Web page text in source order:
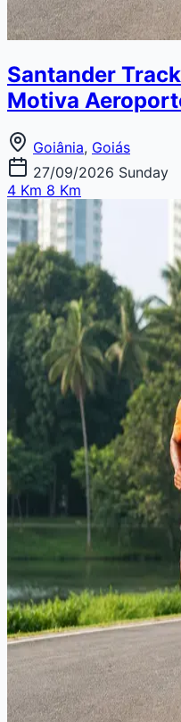
Santander
Motiva
Goiânia, Goiás
27/09/2026 Sunday
4 Km 8 Km